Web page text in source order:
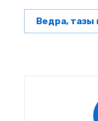
Ведра, тазы